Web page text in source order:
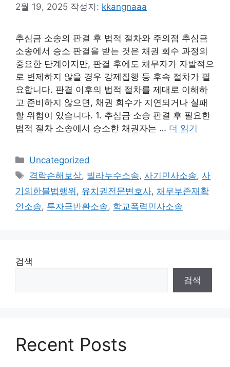
2월 19, 2025 작성자: kkangnaaa
추심금 소송의 판결 후 법적 절차와 주의점 추심금
소송에서 승소 판결을 받는 것은 채권 회수 과정의
중요한 단계이지만, 판결 후에도 채무자가 자발적으
로 변제하지 않을 경우 강제집행 등 후속 절차가 필
요합니다. 판결 이후의 법적 절차를 제대로 이해하
고 준비하지 않으면, 채권 회수가 지연되거나 실패
할 위험이 있습니다. 1. 추심금 소송 판결 후 필요한
법적 절차 소송에서 승소한 채권자는 … 더 읽기
카
테
리
Uncategorized
태
그
격락손해보상, 빌라누수소송,사기민사소송,사
기의한불법행위 , 유치권전문변호사, 채무부존재확
인소송, 투자금반환소송, 학교폭력민사소송
검색
검색
Recent Posts